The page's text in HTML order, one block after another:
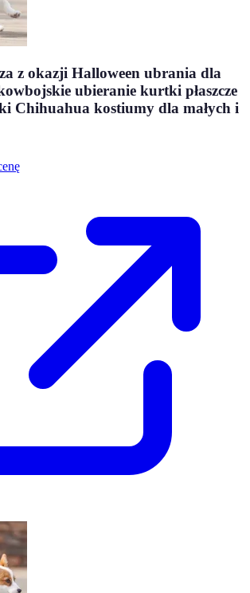
z okazji Halloween ubrania dla
ubieranie kurtki płaszcze
Chihuahua kostiumy dla małych i